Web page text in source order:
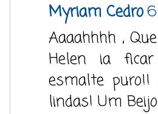
Myriam Cedro
Aaaahhhh ,
Helen ia ficar
esmalte puro!!
lindas! Um